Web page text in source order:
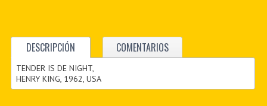
DESCRIPCIÓN COMENTARIOS
TENDER IS DE NIGHT,
HENRY KING, 1962, USA